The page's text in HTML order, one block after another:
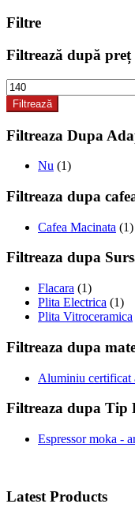
Filtre
Filtrează după preț
Preț
minim
Filtrează
Filtreaza Dupa
Nu (1)
Filtreaza dupa
Cafea Macinata (1)
Filtreaza dupa
Flacara (1)
Plita Electrica (1)
Plita Vitroceramica
Filtreaza dupa
Aluminiu certificat
Filtreaza dupa Tip
Espressor moka -
Latest Products